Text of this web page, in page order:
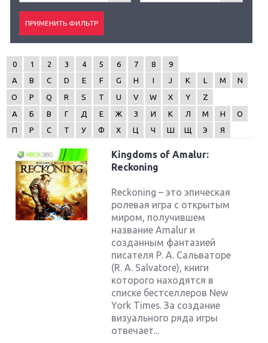
0 1 2 3 4 5 6 7 8
9
A
B C D E F G H I J K L M
N
O
P Q R S T U V W X Y
Z
А
Б В Г Д Е Ж З И К Л М Н
О
П
Р С Т У Ф Х Ц Ч Ш Щ Э Я
Kingdoms of Amalur:
Reckoning
Reckoning – это эпическая
ролевая игра с открытым
миром, получившем
название Amalur и
созданным фантазией
писателя Р. А. Сальваторе
(R. A. Salvatore), книги
которого находятся в
списке бестселлеров New
York Times. За создание
визуального ряда игры
отвечает...